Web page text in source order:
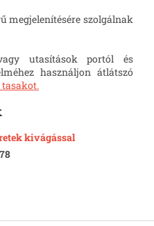
megjelenítésére szolgálnak
utasítások portól és
használjon átlátszó
tasakot.
kivágással